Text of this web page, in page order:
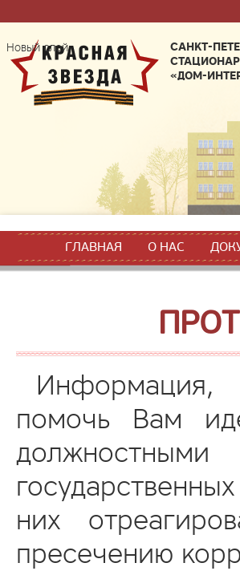
САНКТ-
«ДОМ-
ГЛАВНАЯ О НАС
Информация,
помочь Вам
них
пресечению
Новый слой